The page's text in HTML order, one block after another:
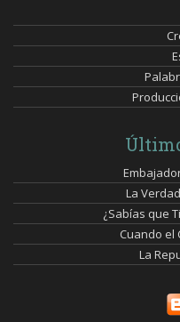
La
¿Sabías que
Cuando el
La